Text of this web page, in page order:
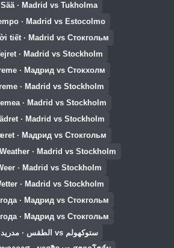
Sää · Madrid vs Tukholma
· Madrid vs Estocolmo
tiết · Madrid vs Стокгольм
· Madrid vs Stockholm
· Мадрид vs Стокхолм
· Madrid vs Stockholm
· Madrid vs Stockholm
· Madrid vs Stockholm
· Мадрид vs Стокгольм
Weather · Madrid vs Stockholm
· Madrid vs Stockholm
· Madrid vs Stockholm
· Мадрид vs Стокгольм
· Мадрид vs Стокгольм
الطقس · مدريد vs ستوكهولم